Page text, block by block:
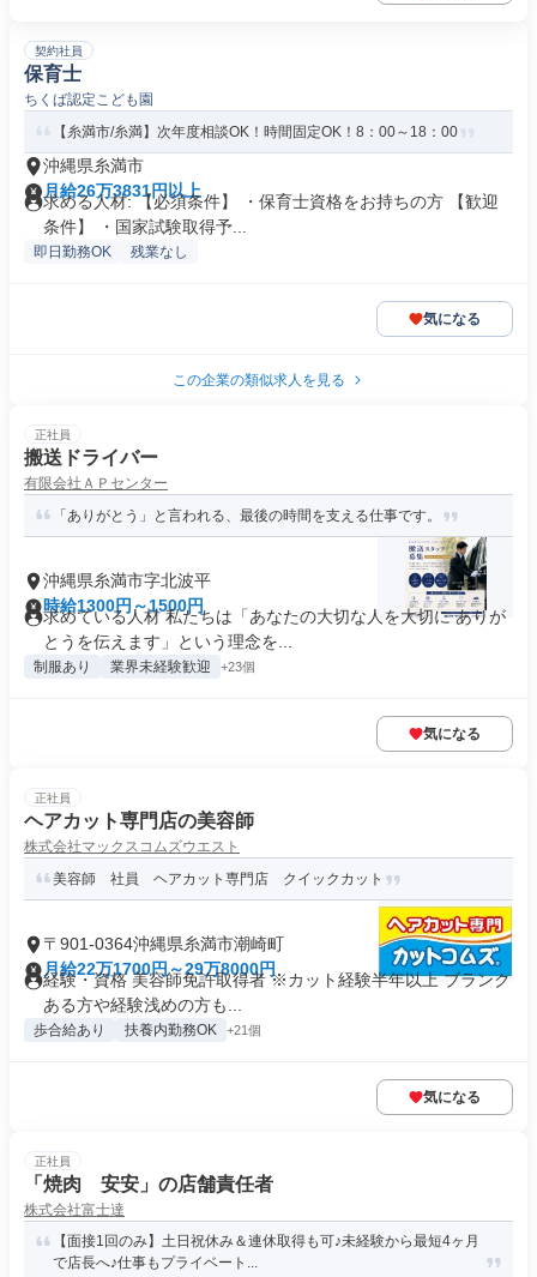
契約社員
保育士
ちくば認定こども園
【糸満市/糸満】次年度相談OK！時間固定OK！8：00～18：00
沖縄県糸満市
月給26万3831円以上
求める人材: 【必須条件】 ・保育士資格をお持ちの方 【歓迎
条件】 ・国家試験取得予...
即日勤務OK 残業なし
気になる
この企業の類似求人を見る
正社員
搬送ドライバー
有限会社ＡＰセンター
「ありがとう」と言われる、最後の時間を支える仕事です。
沖縄県糸満市字北波平
時給1300円～1500円
求めている人材 私たちは「あなたの大切な人を大切に ありが
とうを伝えます」という理念を...
制服あり 業界未経験歓迎 +23個
気になる
正社員
ヘアカット専門店の美容師
株式会社マックスコムズウエスト
美容師 社員 ヘアカット専門店 クイックカット
〒901-0364沖縄県糸満市潮崎町
月給22万1700円～29万8000円
経験・資格 美容師免許取得者 ※カット経験半年以上 ブランク
ある方や経験浅めの方も...
歩合給あり 扶養内勤務OK +21個
気になる
正社員
「焼肉 安安」の店舗責任者
株式会社富士達
【面接1回のみ】土日祝休み＆連休取得も可♪未経験から最短4ヶ月
で店長へ♪仕事もプライベート...